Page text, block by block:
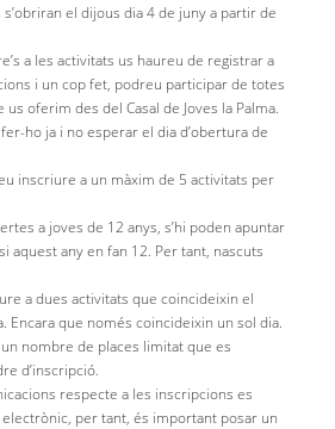
el dijous dia 4 de juny a partir de
a les activitats us haureu de registrar a
i un cop fet, podreu participar de totes
us oferim des del Casal de Joves la Palma.
ho ja i no esperar el dia d’obertura de
inscriure a un màxim de 5 activitats per
a joves de 12 anys, s’hi poden apuntar
aquest any en fan 12. Per tant, nascuts
a dues activitats que coincideixin el
Encara que només coincideixin un sol dia.
nombre de places limitat que es
d’inscripció.
respecte a les inscripcions es
per tant, és important posar un